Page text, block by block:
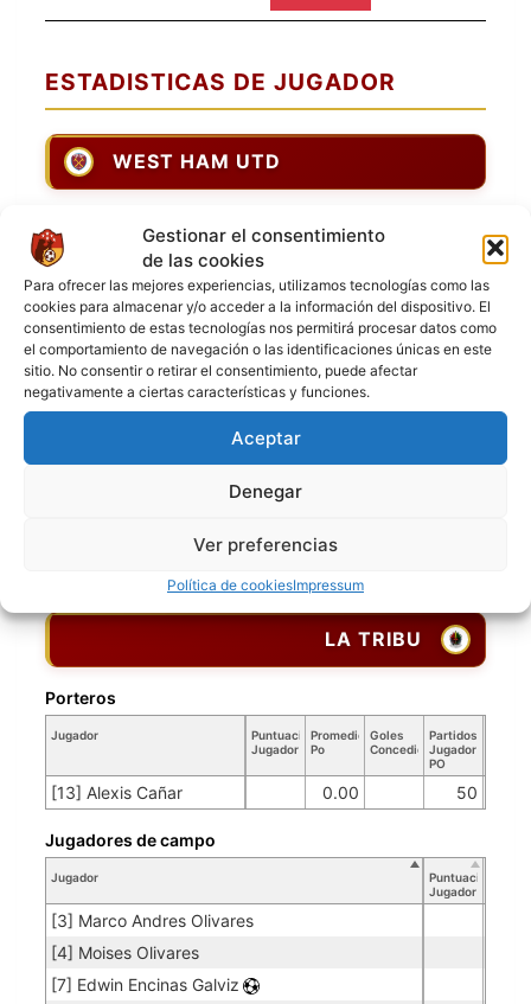
Gestionar el consentimiento
de las cookies
Para ofrecer las mejores experiencias, utilizamos tecnologías como las
cookies para almacenar y/o acceder a la información del dispositivo. El
consentimiento de estas tecnologías nos permitirá procesar datos como
el comportamiento de navegación o las identificaciones únicas en este
sitio. No consentir o retirar el consentimiento, puede afectar
negativamente a ciertas características y funciones.
Aceptar
Denegar
Ver preferencias
Política de cookiesImpressum
ESTADISTICAS DE JUGADOR
WEST HAM UTD
Jugador
Puntuación
Jugador
Vladimir Duque
Kevin Stiven Olarte
Blaggy Rodriguez
Marcos Charco
[8] Andres Castaño
Jugadores de campo
LA TRIBU
Jugador
Puntuación
Jugador
Promedio
Po
Goles
Concedidos
Partidos
Jugador
PO
[13] Alexis Cañar 0.00 50
Porteros
Jugador
Puntuación
Jugador
[3] Marco Andres Olivares
[4] Moises Olivares
[7] Edwin Encinas Galviz
Jugadores de campo